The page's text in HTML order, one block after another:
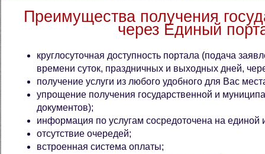
Преимущества получения
через Единый
круглосуточная доступность портала (подача
времени суток, праздничных и выходных дней,
получение услуги из любого удобного для Вас
упрощение получения государственной и
документов);
информация по услугам сосредоточена на
отсутствие очередей;
встроенная система оплаты;